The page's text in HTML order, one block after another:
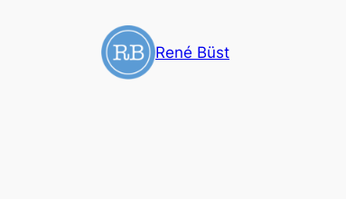
René Büst